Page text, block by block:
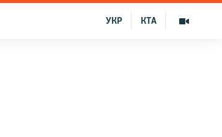
КТА
УКР